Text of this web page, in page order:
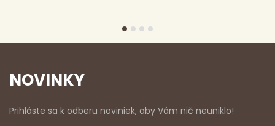
NOVINKY
Prihláste sa k odberu noviniek, aby Vám nič neuniklo!